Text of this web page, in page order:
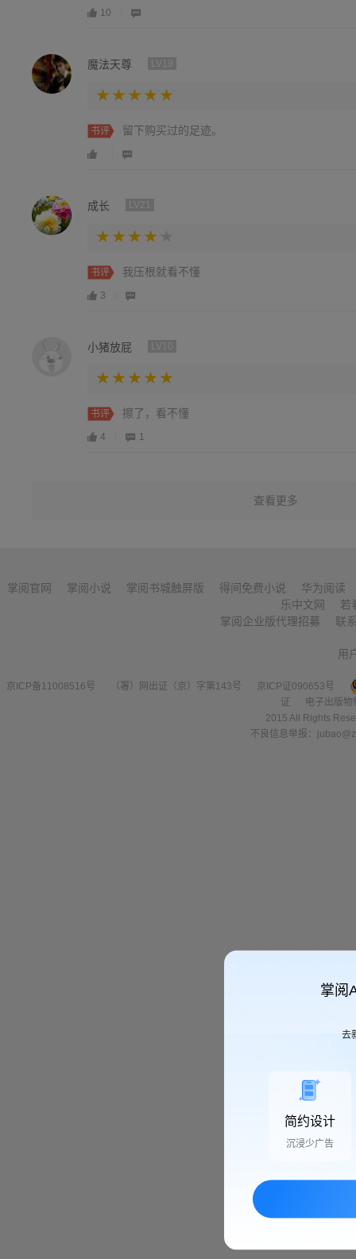
10
魔法天尊
书评 留下购买过的足迹。
成长
书评 我压根就看不懂
3
小猪放屁
书评 擦了，看不懂
4 1
查看更多
掌阅官网 掌阅小说 掌阅书城触屏版 得间免费小说
华为阅读
乐中文网
若
掌阅企业版代理招募
联
用
京ICP备11008516号 （署）网出证（京）字第143号
京ICP证090653号
证
电子出版
2015 All Rights
不良信息举报：
掌阅
去
简约设计
沉浸少广告